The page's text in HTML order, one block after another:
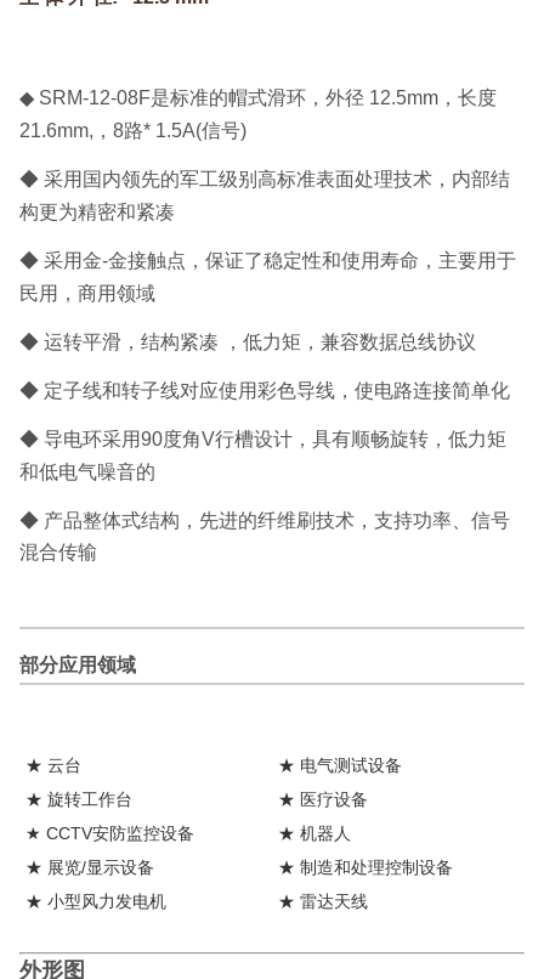
◆ SRM-12-08F是标准的帽式滑环，外径 12.5mm，长度
21.6mm,，8路* 1.5A(信号)
◆ 采用国内领先的军工级别高标准表面处理技术，内部结
构更为精密和紧凑
◆ 采用金-金接触点，保证了稳定性和使用寿命，主要用于
民用，商用领域
◆ 运转平滑，结构紧凑 ，低力矩，兼容数据总线协议
◆ 定子线和转子线对应使用彩色导线，使电路连接简单化
◆ 导电环采用90度角V行槽设计，具有顺畅旋转，低力矩
和低电气噪音的
◆ 产品整体式结构，先进的纤维刷技术，支持功率、信号
混合传输
部分应用领域
★ 云台
★ 电气测试设备
★ 旋转工作台
★ 医疗设备
★ CCTV安防监控设备
★ 机器人
★ 展览/显示设备
★ 制造和处理控制设备
★ 小型风力发电机
★ 雷达天线
外形图